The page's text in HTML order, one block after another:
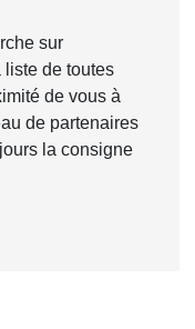
sur
liste de toutes
de vous à
de partenaires
la consigne